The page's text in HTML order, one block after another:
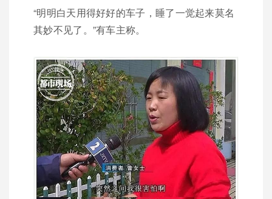
“明明白天用得好好的车子，睡了一觉起来莫名
其妙不见了。”有车主称。